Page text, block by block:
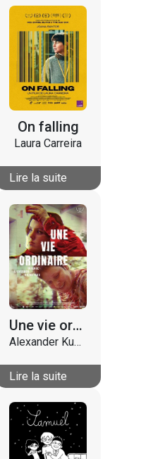
On falling
Laura Carreira
Lire la suite
Une vie ordinaire
Alexander Kuznetsov
Lire la suite